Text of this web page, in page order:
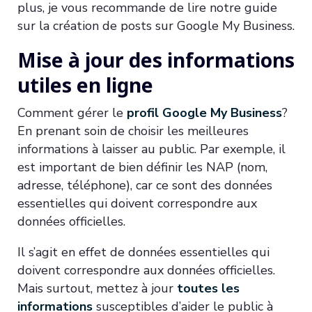
plus, je vous recommande de lire notre guide
sur la création de posts sur Google My Business.
Mise à jour des informations
utiles en ligne
Comment gérer le profil Google My Business?
En prenant soin de choisir les meilleures
informations à laisser au public. Par exemple, il
est important de bien définir les NAP (nom,
adresse, téléphone), car ce sont des données
essentielles qui doivent correspondre aux
données officielles.
Il s’agit en effet de données essentielles qui
doivent correspondre aux données officielles.
Mais surtout, mettez à jour toutes les
informations susceptibles d’aider le public à